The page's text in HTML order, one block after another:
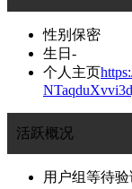
性别 保密
生日 -
个人主页
活跃概况
用户组等待